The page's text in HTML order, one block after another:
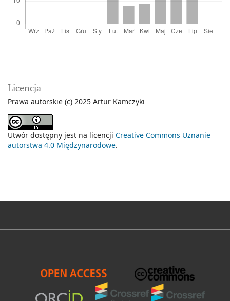
Licencja
Prawa autorskie (c) 2025 Artur Kamczyki
Utwór dostępny jest na licencji Creative Commons Uznanie
autorstwa 4.0 Międzynarodowe.